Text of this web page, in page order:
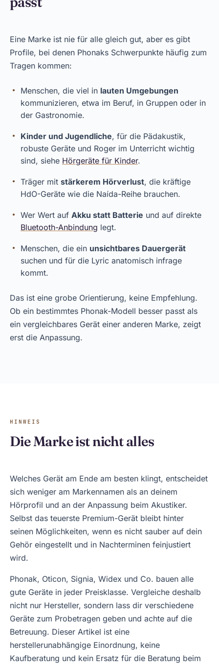
Eine Marke ist nie für alle gleich gut, aber es gibt
Profile, bei denen Phonaks Schwerpunkte häufig zum
Tragen kommen:
Menschen, die viel in lauten Umgebungen
kommunizieren, etwa im Beruf, in Gruppen oder in
der Gastronomie.
Kinder und Jugendliche, für die Pädakustik,
robuste Geräte und Roger im Unterricht wichtig
sind, siehe Hörgeräte für Kinder.
Träger mit stärkerem Hörverlust, die kräftige
HdO-Geräte wie die Naída-Reihe brauchen.
Wer Wert auf Akku statt Batterie und auf direkte
Bluetooth-Anbindung legt.
Menschen, die ein unsichtbares Dauergerät
suchen und für die Lyric anatomisch infrage
kommt.
Das ist eine grobe Orientierung, keine Empfehlung.
Ob ein bestimmtes Phonak-Modell besser passt als
ein vergleichbares Gerät einer anderen Marke, zeigt
erst die Anpassung.
HINWEIS
Die Marke ist nicht alles
Welches Gerät am Ende am besten klingt, entscheidet
sich weniger am Markennamen als an deinem
Hörprofil und an der Anpassung beim Akustiker.
Selbst das teuerste Premium-Gerät bleibt hinter
seinen Möglichkeiten, wenn es nicht sauber auf dein
Gehör eingestellt und in Nachterminen feinjustiert
wird.
Phonak, Oticon, Signia, Widex und Co. bauen alle
gute Geräte in jeder Preisklasse. Vergleiche deshalb
nicht nur Hersteller, sondern lass dir verschiedene
Geräte zum Probetragen geben und achte auf die
Betreuung. Dieser Artikel ist eine
herstellerunabhängige Einordnung, keine
Kaufberatung und kein Ersatz für die Beratung beim